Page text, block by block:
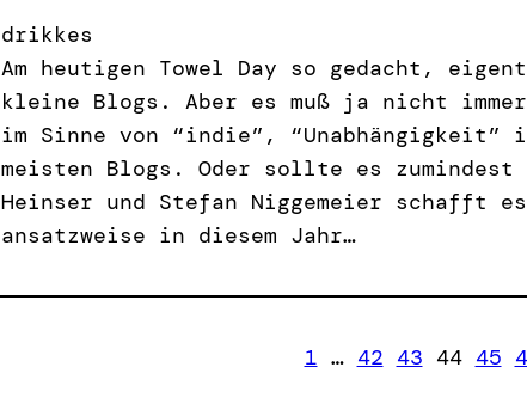
drikkes
Am heutigen Towel Day so gedacht,
kleine Blogs. Aber es muß ja nicht
im Sinne von “indie”,
meisten Blogs. Oder sollte es
Heinser und Stefan Niggemeier schafft
ansatzweise in diesem Jahr…
1 … 42 43 44 45